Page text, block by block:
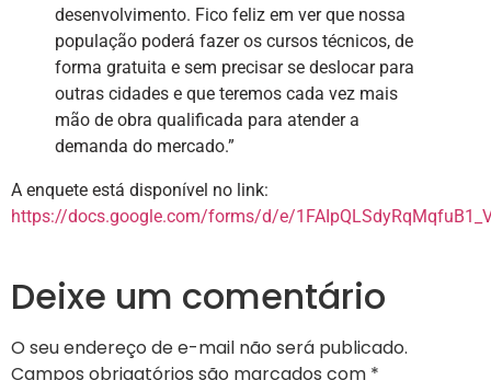
desenvolvimento. Fico feliz em ver que nossa
população poderá fazer os cursos técnicos, de
forma gratuita e sem precisar se deslocar para
outras cidades e que teremos cada vez mais
mão de obra qualificada para atender a
demanda do mercado.”
A enquete está disponível no link:
https://docs.google.com/forms/d/e/
Deixe um comentário
O seu endereço de e-mail não será publicado.
Campos obrigatórios são marcados com *